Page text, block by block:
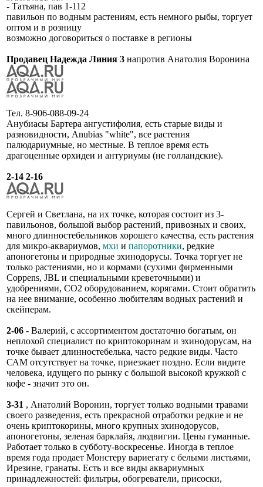
- Татьяна, пав 1-112
павильон по водным растениям, есть немного рыбы, торгует
оптом и в розницу
возможно договориться о поставке в регионы
Продавец Надежда Линия 3 напротив Анатолия Воронина
Тел. 8-906-088-09-24
Анубиасы Бартера ангустифолия, есть старые виды и
разновидности, Anubias "white", все растения
палюдариумные, но местные. В теплое время есть
драгоценные орхидеи и антуриумы (не голландские).
2-14 2-16
Сергей и Светлана, на их точке, которая состоит из 3-
павильонов, большой выбор растений, привозных и своих,
много длинностебельников хорошего качества, есть растения
для микро-аквариумов, мхи и папоротники, редкие
апоногетоны и природные эхинодорусы. Точка торгует не
только растениями, но и кормами (сухими фирменными
Coppens, JBL и специальными креветочными) и
удобрениями, СО2 оборудованием, корягами. Стоит обратить
на нее внимание, особенно любителям водных растений и
скейперам.
2-06 - Валерий, с ассортиментом достаточно богатым, он
неплохой специалист по криптокоринам и эхинодорусам, на
точке бывает длинностебелька, часто редкие виды. Часто
САМ отсутствует на точке, приезжает поздно. Если видите
человека, идущего по рынку с большой высокой кружкой с
кофе - значит это он.
3-31 , Анатолий Воронин, торгует только водными травами
своего разведения, есть прекрасной отработки редкие и не
очень криптокорины, много крупных эхинодорусов,
апоногетоны, зеленая барклайя, людвигии. Цены гуманные.
Работает только в субботу-воскресенье. Иногда в теплое
время года продает Монстеру вариегату с белыми листьями,
Ирезине, гранаты. Есть и все виды аквариумных
принадлежностей: фильтры, обогреватели, присоски,